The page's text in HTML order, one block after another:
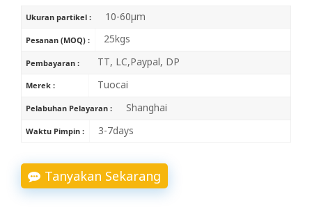
Ukuran partikel : 10-60μm
Pesanan (MOQ) : 25kgs
Pembayaran : TT, LC,Paypal, DP
Merek : Tuocai
Pelabuhan Pelayaran : Shanghai
Waktu Pimpin : 3-7days
Tanyakan Sekarang